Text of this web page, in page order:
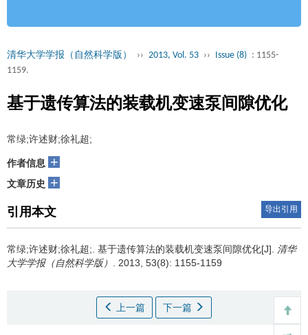
清华大学学报（自然科学版） ›› 2013, Vol. 53 ›› Issue (8) : 1155-
1159.
基于遗传算法的装载机变速泵间隙优化
常绿;许述财;徐礼超;
作者信息 +
文章历史 +
引用本文 导出引用
常绿;许述财;徐礼超;. 基于遗传算法的装载机变速泵间隙优化[J]. 清华
大学学报（自然科学版） . 2013, 53(8): 1155-1159
上一篇 下一篇